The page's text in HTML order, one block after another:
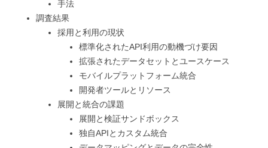
手法
調査結果
採用と利用の現状
標準化されたAPI利用の動機づけ要因
拡張されたデータセットとユースケース
モバイルプラットフォーム統合
開発者ツールとリソース
展開と統合の課題
展開と検証サンドボックス
独自APIとカスタム統合